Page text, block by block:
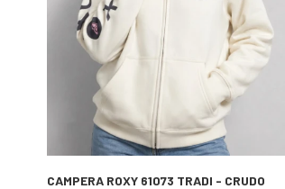
CAMPERA ROXY 61073 TRADI - CRUDO